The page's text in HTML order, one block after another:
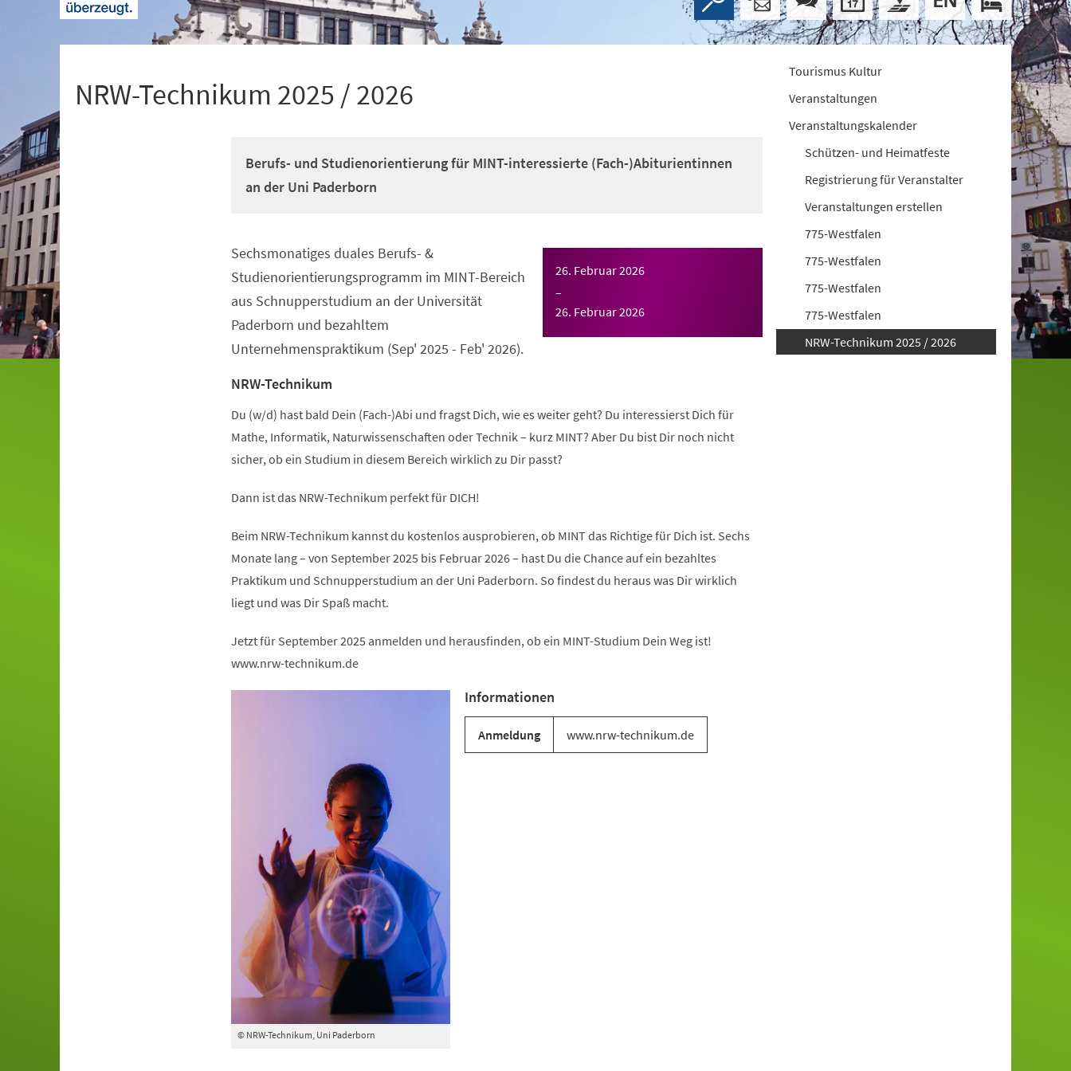
NRW-Technikum 2025 / 2026
Berufs- und Studienorientierung für MINT-interessierte (Fach-)Abiturientinnen
an der Uni Paderborn
26. Februar 2026
–
26. Februar 2026
Sechsmonatiges duales Berufs- &
Studienorientierungsprogramm im MINT-Bereich
aus Schnupperstudium an der Universität
Paderborn und bezahltem
Unternehmenspraktikum (Sep' 2025 - Feb' 2026).
NRW-Technikum
Du (w/d) hast bald Dein (Fach-)Abi und fragst Dich, wie es weiter geht? Du interessierst Dich für
Mathe, Informatik, Naturwissenschaften oder Technik – kurz MINT? Aber Du bist Dir noch nicht
sicher, ob ein Studium in diesem Bereich wirklich zu Dir passt?
Dann ist das NRW-Technikum perfekt für DICH!
Beim NRW-Technikum kannst du kostenlos ausprobieren, ob MINT das Richtige für Dich ist. Sechs
Monate lang – von September 2025 bis Februar 2026 – hast Du die Chance auf ein bezahltes
Praktikum und Schnupperstudium an der Uni Paderborn. So findest du heraus was Dir wirklich
liegt und was Dir Spaß macht.
Jetzt für September 2025 anmelden und herausfinden, ob ein MINT-Studium Dein Weg ist!
www.nrw-technikum.de
© NRW-Technikum, Uni Paderborn
Informationen
Anmeldung www.nrw-technikum.de
Tourismus Kultur
Veranstaltungen
Veranstaltungskalender
Schützen- und Heimatfeste
Registrierung für Veranstalter
Veranstaltungen erstellen
775-Westfalen
775-Westfalen
775-Westfalen
775-Westfalen
NRW-Technikum 2025 / 2026